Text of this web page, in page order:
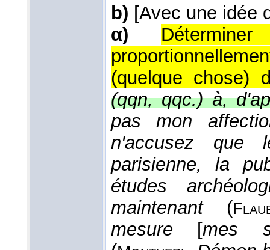
b) [Avec une idée
α)
(quelque chose)
(qqn, qqc.) à,
pas mon
n'accusez que
parisienne, la
études
maintenant(
mesure [mes